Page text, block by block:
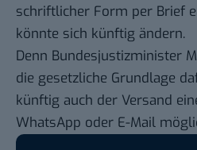
schriftlicher Form per Brief
könnte sich künftig ändern.
Denn Bundesjustizminister
die gesetzliche Grundlage
künftig auch der Versand
WhatsApp oder E-Mail